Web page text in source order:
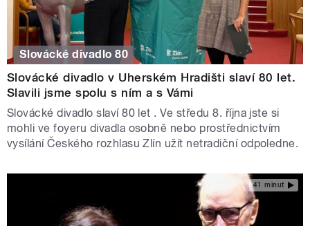
Slovácké divadlo 80
Slovácké divadlo v Uherském Hradišti slaví 80 let.
Slavili jsme spolu s ním a s Vámi
Slovácké divadlo slaví 80 let . Ve středu 8. října jste si
mohli ve foyeru divadla osobně nebo prostřednictvím
vysílání Českého rozhlasu Zlín užít netradiční odpoledne.
41 minut